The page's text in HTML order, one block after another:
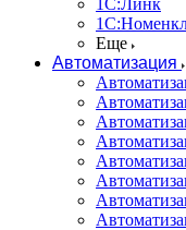
1С:Линк
Еще
Автоматизация